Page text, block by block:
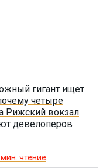
гигант ищет
четыре
Рижский вокзал
девелоперов
мин. чтение